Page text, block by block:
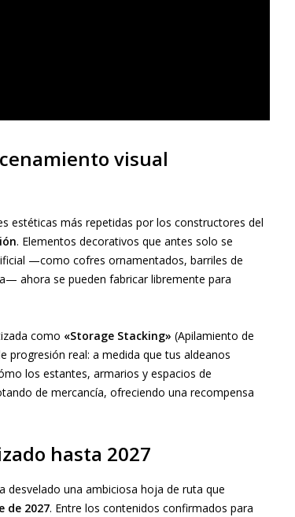
visual
estéticas más repetidas por los constructores del
. Elementos decorativos que antes solo se
—como cofres ornamentados, barriles de
ahora se pueden fabricar libremente para
como «Storage Stacking» (Apilamiento de
progresión real: a medida que tus aldeanos
los estantes, armarios y espacios de
de mercancía, ofreciendo una recompensa
hasta 2027
desvelado una ambiciosa hoja de ruta que
de 2027. Entre los contenidos confirmados para